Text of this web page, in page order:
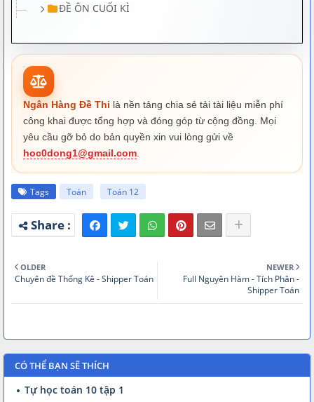
0f85018786e59948da5e85b205cd7249.pdf
5808b8863fa370ee4e39874b7d269f53.pdf
ĐỀ ÔN CUỐI KÌ
14deeac9a0ed2f05a41202897269f684.pdf
03510bf65a1f4844c49d2a0f5243df89.pdf
b117ec1d7fca7bb059df5852dc20f9b7.pdf
Ngân Hàng Đề Thi là nền tảng chia sẻ tải tài liệu miễn phí
công khai được tổng hợp và đóng góp từ cộng đồng. Mọi
yêu cầu gỡ bỏ do bản quyền xin vui lòng gửi về
hoc0dong1@gmail.com
Tags Toán Toán 12
NEWER
Full Nguyên Hàm - Tích Phân -
Shipper Toán
OLDER
Chuyên đề Thống Kê - Shipper Toán
CÓ THỂ BẠN SẼ THÍCH
Tự học toán 10 tập 1